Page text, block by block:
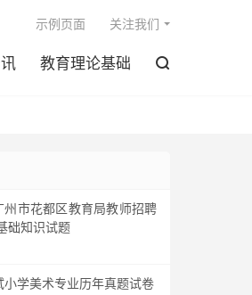
教育理论基础 
示例页面 关注我们
市花都区教育局教师招聘
础知识试题
学美术专业历年真题试卷